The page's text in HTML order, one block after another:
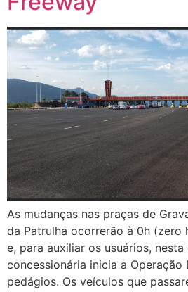
As mudanças nas praças de
da Patrulha ocorrerão à 0h (zero
e, para auxiliar os usuários,
concessionária inicia a Operação
pedágios. Os veículos que